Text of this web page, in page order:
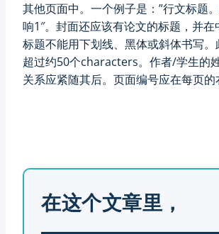
其他页面中。一个例子是：”行文标题
响1″。封面还应该有论文的标题，并在
标题不能用下划线、黑体或斜体书写
超过约50个characters。作者/学生的
关系应紧随其后。页面编号应在每页的
在这个文章里，